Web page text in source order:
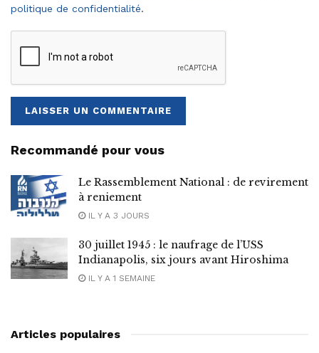
politique de confidentialité.
Recommandé pour vous
Le Rassemblement National : de revirement
à reniement
IL Y A 3 JOURS
30 juillet 1945 : le naufrage de l’USS
Indianapolis, six jours avant Hiroshima
IL Y A 1 SEMAINE
Articles populaires